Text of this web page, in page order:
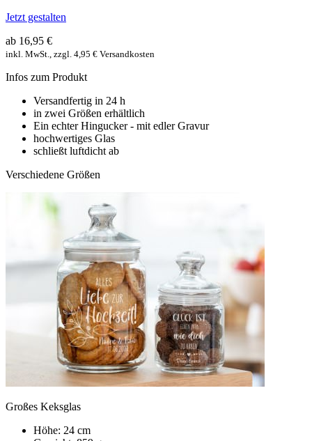
Jetzt gestalten
ab 16,95 €
inkl. MwSt., zzgl. 4,95 € Versandkosten
Infos zum Produkt
Versandfertig in 24 h
in zwei Größen erhältlich
Ein echter Hingucker - mit edler Gravur
hochwertiges Glas
schließt luftdicht ab
Verschiedene Größen
Großes Keksglas
Höhe: 24 cm